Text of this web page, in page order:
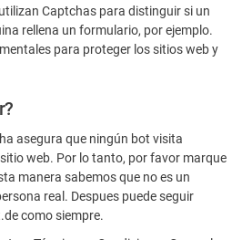
Captchas para distinguir si un
rellena un formulario, por ejemplo.
para proteger los sitios web y
asegura que ningún bot visita
web. Por lo tanto, por favor marque
manera sabemos que no es un
real. Despues puede seguir
como siempre.